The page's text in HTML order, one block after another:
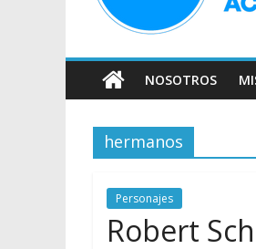
NOSOTROS
hermanos
Personajes
Robert